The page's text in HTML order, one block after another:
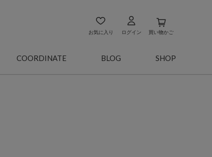
お気に入り ログイン 買い物かご
COORDINATE BLOG SHOP